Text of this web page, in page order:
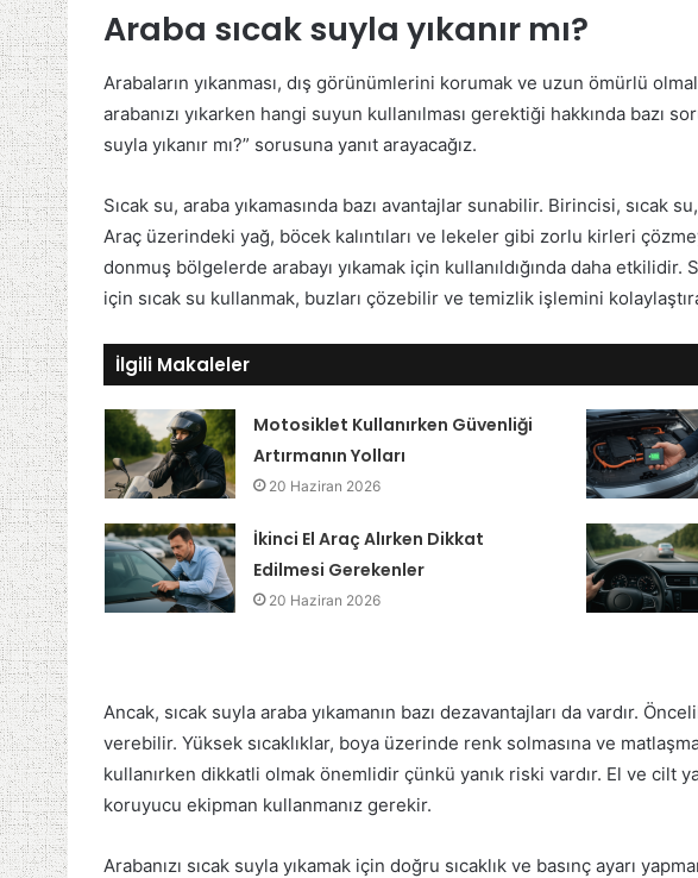
Araba sıcak suyla yıkanır mı?
Arabaların yıkanması, dış görünümlerini korumak ve uzun ömürlü
arabanızı yıkarken hangi suyun kullanılması gerektiği hakkında bazı
suyla yıkanır mı?” sorusuna yanıt arayacağız.
Sıcak su, araba yıkamasında bazı avantajlar sunabilir. Birincisi, sıcak
Araç üzerindeki yağ, böcek kalıntıları ve lekeler gibi zorlu kirleri
donmuş bölgelerde arabayı yıkamak için kullanıldığında daha etkilidir.
için sıcak su kullanmak, buzları çözebilir ve temizlik işlemini
İlgili Makaleler
Motosiklet Kullanırken Güvenliği
Artırmanın Yolları
20 Haziran 2026
İkinci El Araç Alırken Dikkat
Edilmesi Gerekenler
20 Haziran 2026
Ancak, sıcak suyla araba yıkamanın bazı dezavantajları da vardır.
verebilir. Yüksek sıcaklıklar, boya üzerinde renk solmasına ve
kullanırken dikkatli olmak önemlidir çünkü yanık riski vardır. El ve cilt
koruyucu ekipman kullanmanız gerekir.
Arabanızı sıcak suyla yıkamak için doğru sıcaklık ve basınç ayarı